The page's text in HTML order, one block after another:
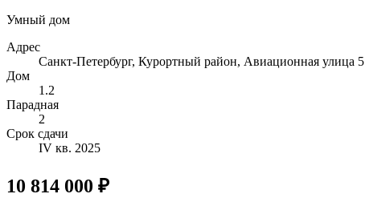
Умный дом
Адрес
Санкт-Петербург, Курортный район, Авиационная улица 5
Дом
1.2
Парадная
2
Срок сдачи
IV кв. 2025
10 814 000 ₽